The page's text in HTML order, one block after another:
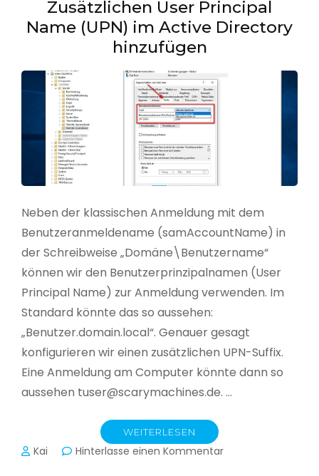
Zusätzlichen User Principal
Name (UPN) im Active Directory
hinzufügen
Neben der klassischen Anmeldung mit dem
Benutzeranmeldename (samAccountName) in
der Schreibweise „Domäne\Benutzername“
können wir den Benutzerprinzipalnamen (User
Principal Name) zur Anmeldung verwenden. Im
Standard könnte das so aussehen:
„Benutzer.domain.local“. Genauer gesagt
konfigurieren wir einen zusätzlichen UPN-Suffix.
Eine Anmeldung am Computer könnte dann so
aussehen tuser@scarymachines.de. …
WEITERLESEN
Kai Hinterlasse einen Kommentarzu